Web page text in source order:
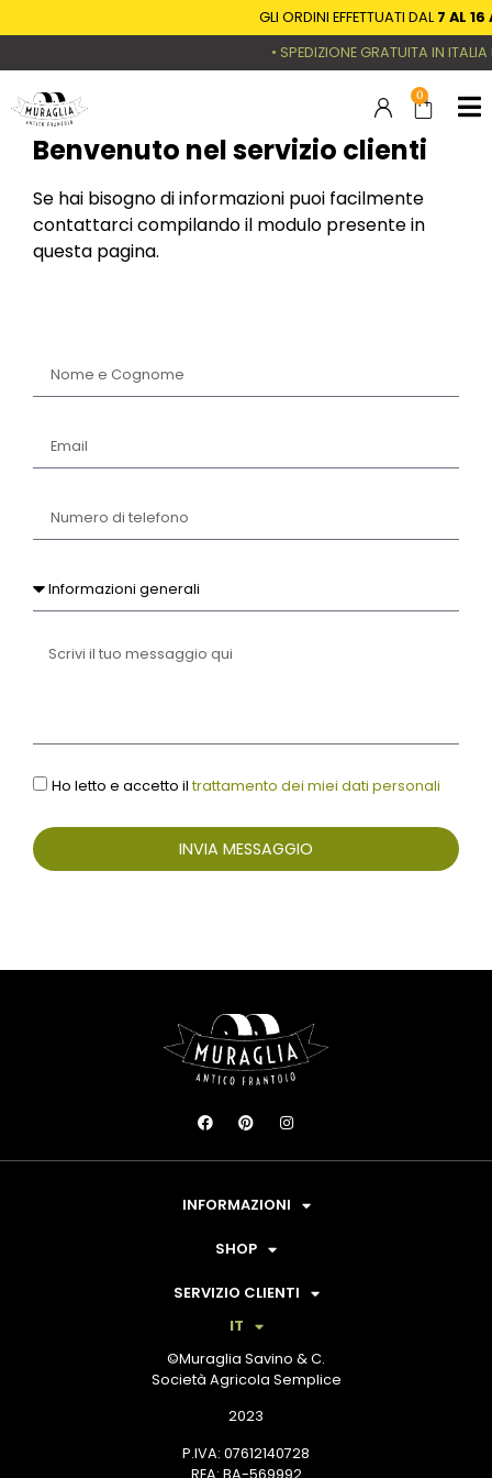
GLI ORDINI EFFETTUATI DAL7 AL 16
• SPEDIZIONE GRATUITA IN
0
Benvenuto nel servizio clienti
Se hai bisogno di informazioni puoi facilmente
contattarci compilando il modulo presente in
questa pagina.
Ho letto e accetto il trattamento dei miei dati personali
INVIA MESSAGGIO
INFORMAZIONI
SHOP
SERVIZIO CLIENTI
IT
©Muraglia Savino & C.
Società Agricola Semplice
2023
P.IVA: 07612140728
REA: BA-569992